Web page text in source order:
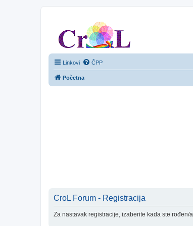
Linkovi ČPP
Početna
CroL Forum - Registracija
Za nastavak registracije, izaberite kada ste rođen/a.